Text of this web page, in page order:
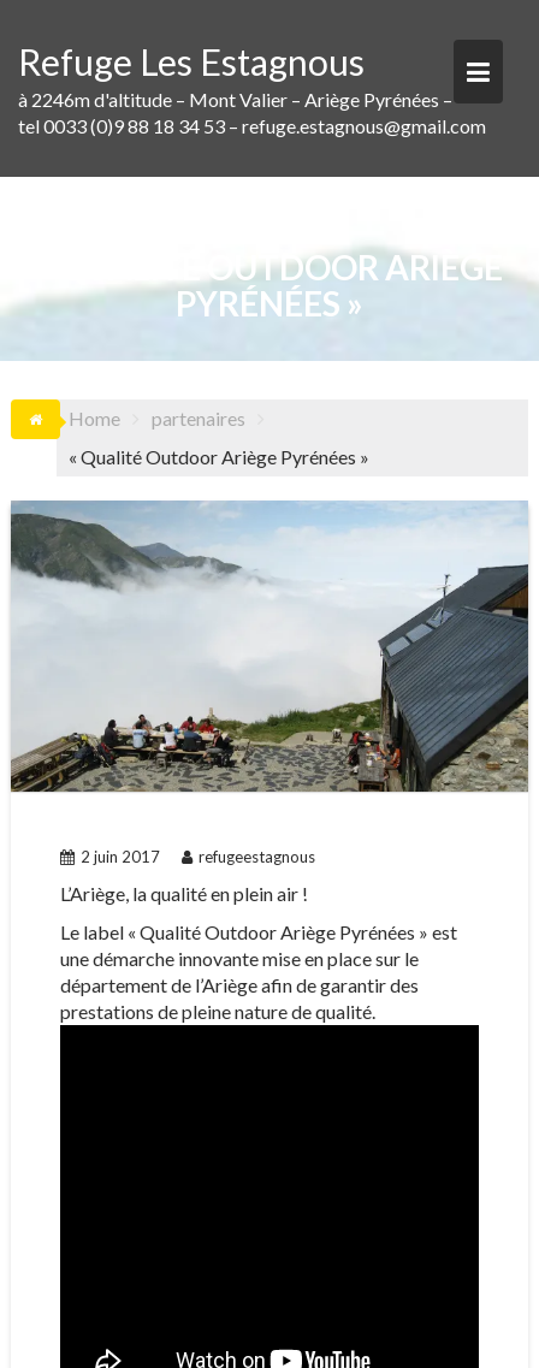
content
Refuge Les Estagnous
à 2246m d'altitude – Mont Valier – Ariège Pyrénées –
tel 0033 (0)9 88 18 34 53 – refuge.estagnous@gmail.com
« QUALITÉ OUTDOOR ARIÈGE
PYRÉNÉES »
Home
partenaires
« Qualité Outdoor Ariège Pyrénées »
2 juin 2017 refugeestagnous
L’Ariège, la qualité en plein air !
Le label « Qualité Outdoor Ariège Pyrénées » est
une démarche innovante mise en place sur le
département de l’Ariège afin de garantir des
prestations de pleine nature de qualité.